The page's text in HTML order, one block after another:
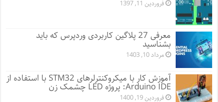
فروردین 11, 1397
معرفی 27 پلاگین کاربردی وردپرس که باید
بشناسید
مرداد 10, 1403
آموزش کار با میکروکنترلرهای STM32 با استفاده از
Arduino IDE: پروژه LED چشمک زن
فروردین 19, 1400